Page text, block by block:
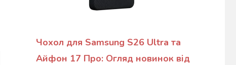
Чохол для Samsung S26 Ultra та
Айфон 17 Про: Огляд новинок від